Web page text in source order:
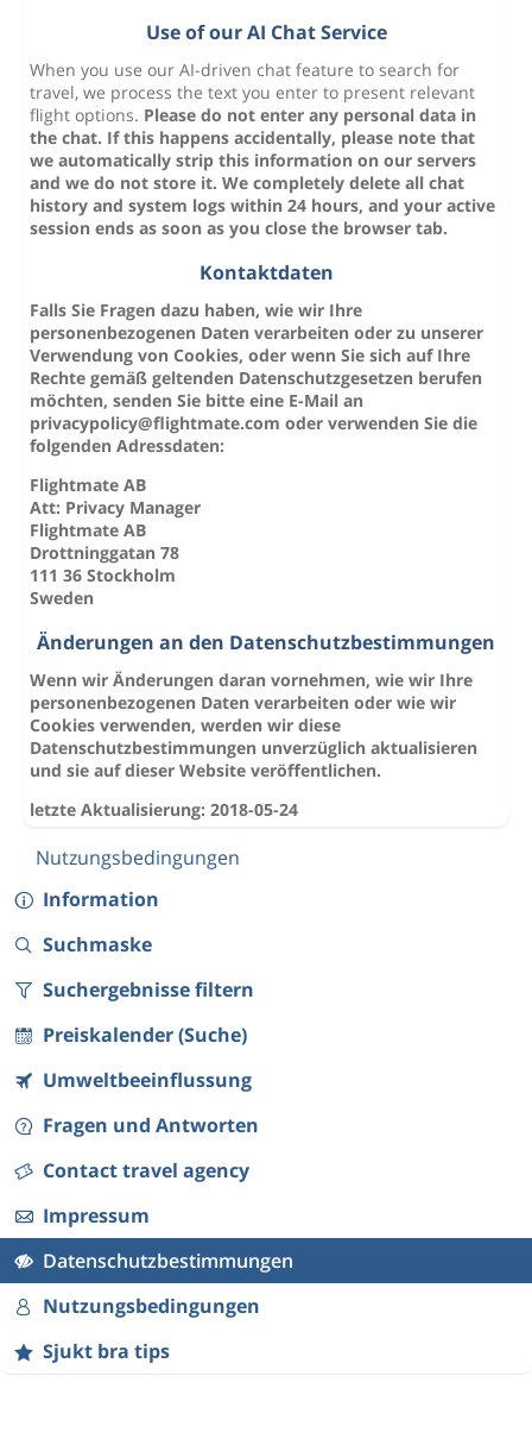
Use of our AI Chat Service
When you use our AI-driven chat feature to search for
travel, we process the text you enter to present relevant
flight options. Please do not enter any personal data in
the chat. If this happens accidentally, please note that
we automatically strip this information on our servers
and we do not store it. We completely delete all chat
history and system logs within 24 hours, and your active
session ends as soon as you close the browser tab.
Kontaktdaten
Falls Sie Fragen dazu haben, wie wir Ihre
personenbezogenen Daten verarbeiten oder zu unserer
Verwendung von Cookies, oder wenn Sie sich auf Ihre
Rechte gemäß geltenden Datenschutzgesetzen berufen
möchten, senden Sie bitte eine E-Mail an
privacypolicy@flightmate.com oder verwenden Sie die
folgenden Adressdaten:
Flightmate AB
Att: Privacy Manager
Flightmate AB
Drottninggatan 78
111 36 Stockholm
Sweden
Änderungen an den Datenschutzbestimmungen
Wenn wir Änderungen daran vornehmen, wie wir Ihre
personenbezogenen Daten verarbeiten oder wie wir
Cookies verwenden, werden wir diese
Datenschutzbestimmungen unverzüglich aktualisieren
und sie auf dieser Website veröffentlichen.
letzte Aktualisierung: 2018-05-24
Nutzungsbedingungen
Information
Suchmaske
Suchergebnisse filtern
Preiskalender (Suche)
Umweltbeeinflussung
Fragen und Antworten
Contact travel agency
Impressum
Datenschutzbestimmungen
Nutzungsbedingungen
Sjukt bra tips